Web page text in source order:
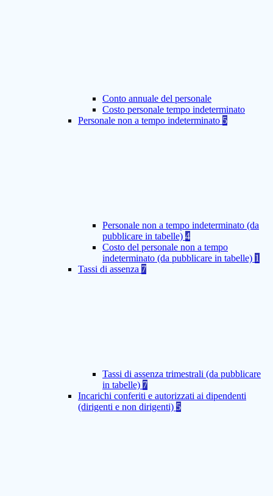
Conto annuale del personale
Costo personale tempo indeterminato
Personale non a tempo indeterminato 5
Personale non a tempo indeterminato (da
pubblicare in tabelle) 4
Costo del personale non a tempo
indeterminato (da pubblicare in tabelle) 1
Tassi di assenza 7
Tassi di assenza trimestrali (da pubblicare
in tabelle) 7
Incarichi conferiti e autorizzati ai dipendenti
(dirigenti e non dirigenti) 5